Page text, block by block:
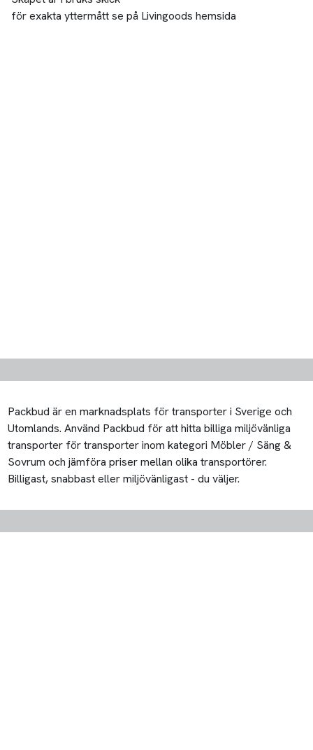
för exakta yttermått se på Livingoods hemsida
Packbud är en marknadsplats för transporter i Sverige och
Utomlands. Använd Packbud för att hitta billiga miljövänliga
transporter för transporter inom kategori Möbler / Säng &
Sovrum och jämföra priser mellan olika transportörer.
Billigast, snabbast eller miljövänligast - du väljer.